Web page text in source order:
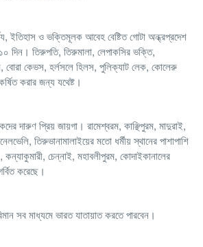
ইতিহাস ও ভক্তিমূলক আবেহ বেষ্টিত গোটা অন্ধ্রপ্রদেশ
দিন। তিরুপতি, তিরুমালা, লেপাকসির ভক্তি,
বোরা কেভস, হর্লসলে হিলস, পুলিক্যাট লেক, কোলেরু
করার জন্য যথেষ্ট।
দারুণ প্রিয় জায়গা। রামেশ্বরম, কাঞ্ছিপুরম, মাদুরাই,
তিরুভানামালাইয়ের মতো ধর্মীয় স্থানের পাশাপাশি
চেন্নাই, মহাবলীপুরম, কোদাইকানালের
করেছে।
সব মাধ্যমে ভারত যাতায়াত করতে পারবেন।